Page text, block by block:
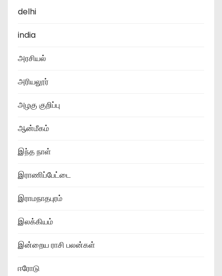
delhi
india
அரசியல்
அரியலூர்
அழகு குறிப்பு
ஆன்மீகம்
இந்த நாள்
இராணிப்பேட்டை
இராமநாதபுரம்
இலக்கியம்
இன்றைய ராசி பலன்கள்
ஈரோடு